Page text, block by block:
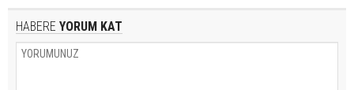
HABERE YORUM KAT